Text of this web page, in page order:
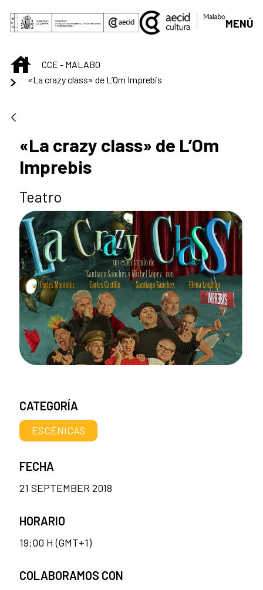
Saltar al contenido principal
MENÚ
INICIOCCE - MALABO
«La crazy class» de L’Om Imprebis
«La crazy class» de L’Om
Imprebis
Teatro
CATEGORÍA
ESCÉNICAS
FECHA
21 SEPTEMBER 2018
HORARIO
19:00 H (GMT+1)
COLABORAMOS CON